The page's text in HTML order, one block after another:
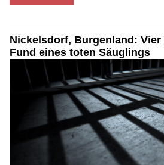
Nickelsdorf, Burgenland: Vier
Fund eines toten Säuglings